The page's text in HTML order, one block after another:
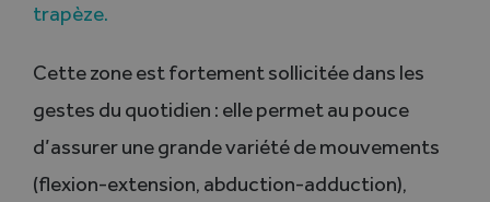
trapèze.
Cette zone est fortement sollicitée dans les
gestes du quotidien : elle permet au pouce
d’assurer une grande variété de mouvements
(flexion-extension, abduction-adduction),